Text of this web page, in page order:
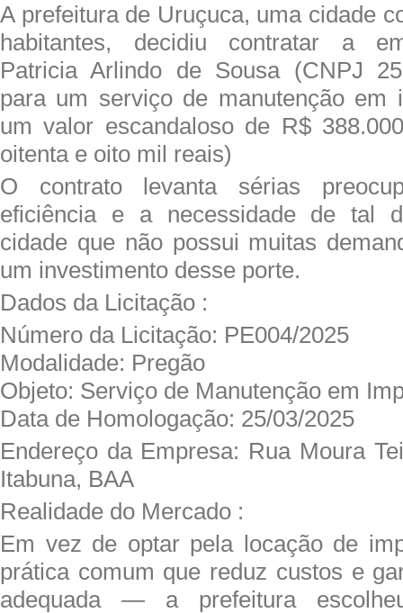
A prefeitura de Uruçuca, uma cidade
habitantes, decidiu contratar a
Patricia Arlindo de Sousa (CNPJ
para um serviço de manutenção em
um valor escandaloso de R$
oitenta e oito mil reais)
O contrato levanta sérias
eficiência e a necessidade de tal
cidade que não possui muitas
um investimento desse porte.
Dados da Licitação :
Número da Licitação: PE004/2025
Modalidade: Pregão
Objeto: Serviço de Manutenção em
Data de Homologação: 25/03/2025
Endereço da Empresa: Rua Moura
Itabuna, BAA
Realidade do Mercado :
Em vez de optar pela locação de
prática comum que reduz custos e
adequada — a prefeitura